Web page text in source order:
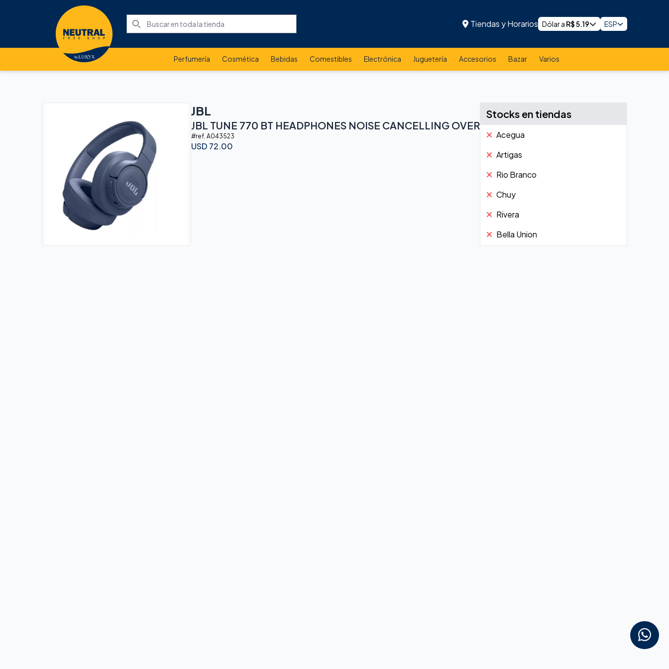
Tiendas y Horarios Dólar a R$5.19 ESP
Perfumería Cosmética Bebidas Comestibles Electrónica Juguetería Accesorios Bazar Varios
JBL
JBL TUNE 770 BT HEADPHONES NOISE CANCELLING OVER
#ref. A043523
USD 72.00
Stocks en tiendas
Acegua
Artigas
Rio Branco
Chuy
Rivera
Bella Union